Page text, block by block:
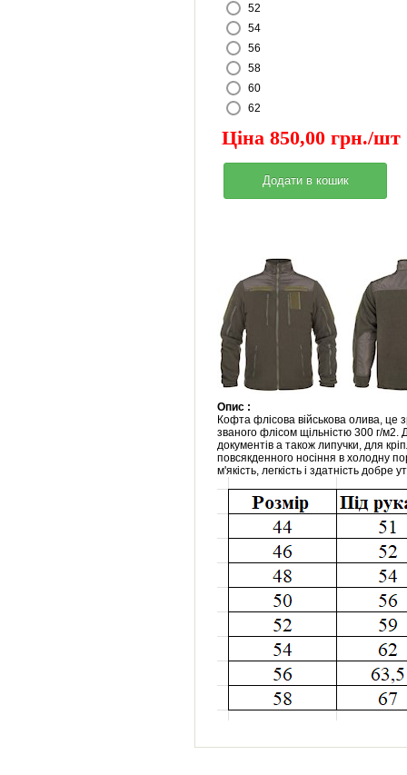
52
54
56
58
60
62
Ціна 850,00 грн./шт
Опис :
Кофта флісова військова олива, це
званого флісом щільністю 300 г/м2.
документів а також липучки, для
повсякденного носіння в холодну
м'якість, легкість і здатність добре